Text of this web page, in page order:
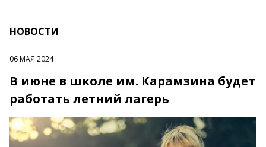
НОВОСТИ
06 МАЯ 2024
В июне в школе им. Карамзина будет
работать летний лагерь